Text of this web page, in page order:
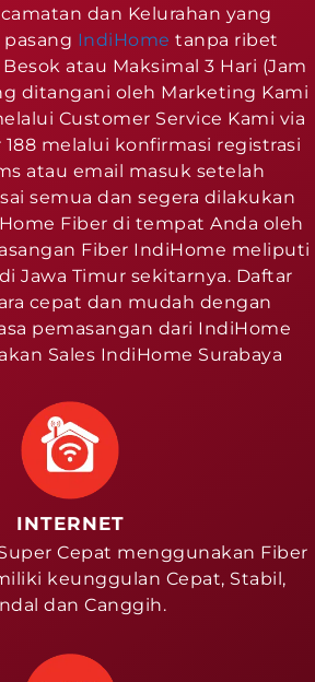
dan Kelurahan yang
IndiHome tanpa ribet
atau Maksimal 3 Hari (Jam
ditangani oleh Marketing Kami
Customer Service Kami via
melalui konfirmasi registrasi
atau email masuk setelah
semua dan segera dilakukan
Fiber di tempat Anda oleh
Fiber IndiHome meliputi
Jawa Timur sekitarnya. Daftar
cepat dan mudah dengan
pemasangan dari IndiHome
Sales IndiHome Surabaya
INTERNET
Cepat menggunakan Fiber
keunggulan Cepat, Stabil,
dan Canggih.